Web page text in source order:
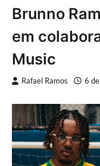
Brunno
em
Music
Rafael Ramos 6